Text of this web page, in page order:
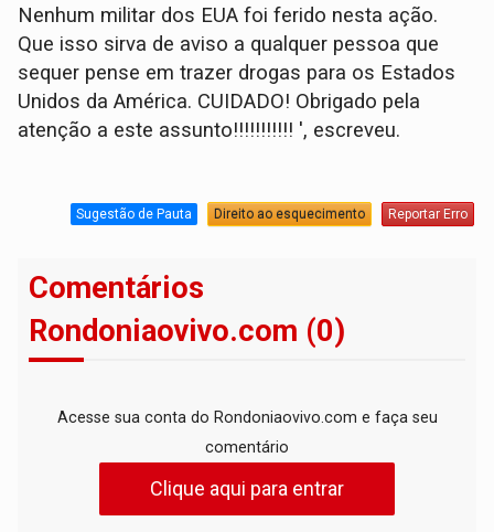
Nenhum militar dos EUA foi ferido nesta ação.
Que isso sirva de aviso a qualquer pessoa que
sequer pense em trazer drogas para os Estados
Unidos da América. CUIDADO! Obrigado pela
atenção a este assunto!!!!!!!!!!! ', escreveu.
Sugestão de Pauta Direito ao esquecimento Reportar Erro
Comentários
Rondoniaovivo.com (0)
Acesse sua conta do Rondoniaovivo.com e faça seu
comentário
Clique aqui para entrar